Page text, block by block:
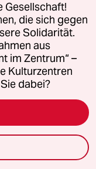
Gesellschaft!
die sich gegen
Solidarität.
aus
im Zentrum“ –
Kulturzentren
dabei?